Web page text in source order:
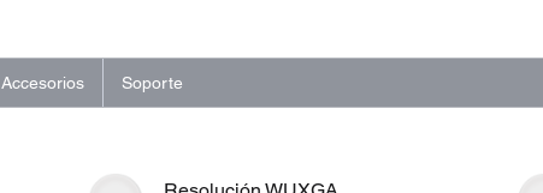
Accesorios Soporte